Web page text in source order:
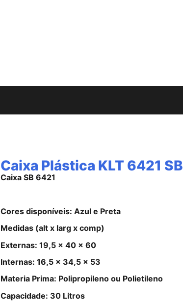
Caixa Plástica KLT 6421 SB
Caixa SB 6421
Cores disponíveis: Azul e Preta
Medidas (alt x larg x comp)
Externas: 19,5 x 40 x 60
Internas: 16,5 x 34,5 x 53
Materia Prima: Polipropileno ou Polietileno
Capacidade: 30 Litros